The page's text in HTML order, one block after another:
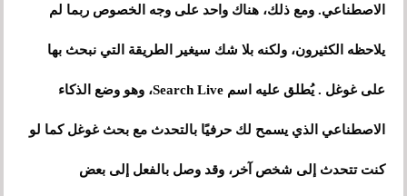
الاصطناعي. ومع ذلك، هناك واحد على وجه الخصوص ربما لم
يلاحظه الكثيرون، ولكنه بلا شك سيغير الطريقة التي نبحث بها
على غوغل . يُطلق عليه اسم Search Live، وهو وضع الذكاء
الاصطناعي الذي يسمح لك حرفيًا بالتحدث مع بحث غوغل كما لو
كنت تتحدث إلى شخص آخر، وقد وصل بالفعل إلى بعض